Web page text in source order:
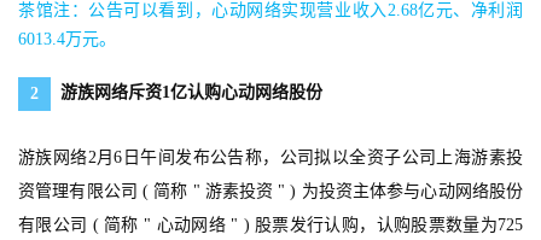
茶馆注：公告可以看到，心动网络实现营业收入2.68亿元、净利润
6013.4万元。
2 游族网络斥资1亿认购心动网络股份
游族网络2月6日午间发布公告称，公司拟以全资子公司上海游素投
资管理有限公司 ( 简称 " 游素投资 " ) 为投资主体参与心动网络股份
有限公司 ( 简称 " 心动网络 " ) 股票发行认购，认购股票数量为725